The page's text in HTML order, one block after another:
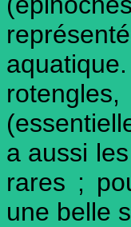
a aussi
rares ;
une belle